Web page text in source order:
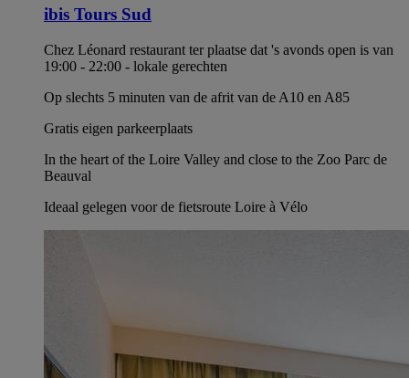
ibis Tours Sud
Chez Léonard restaurant ter plaatse dat 's avonds open is van
19:00 - 22:00 - lokale gerechten
Op slechts 5 minuten van de afrit van de A10 en A85
Gratis eigen parkeerplaats
In the heart of the Loire Valley and close to the Zoo Parc de
Beauval
Ideaal gelegen voor de fietsroute Loire à Vélo